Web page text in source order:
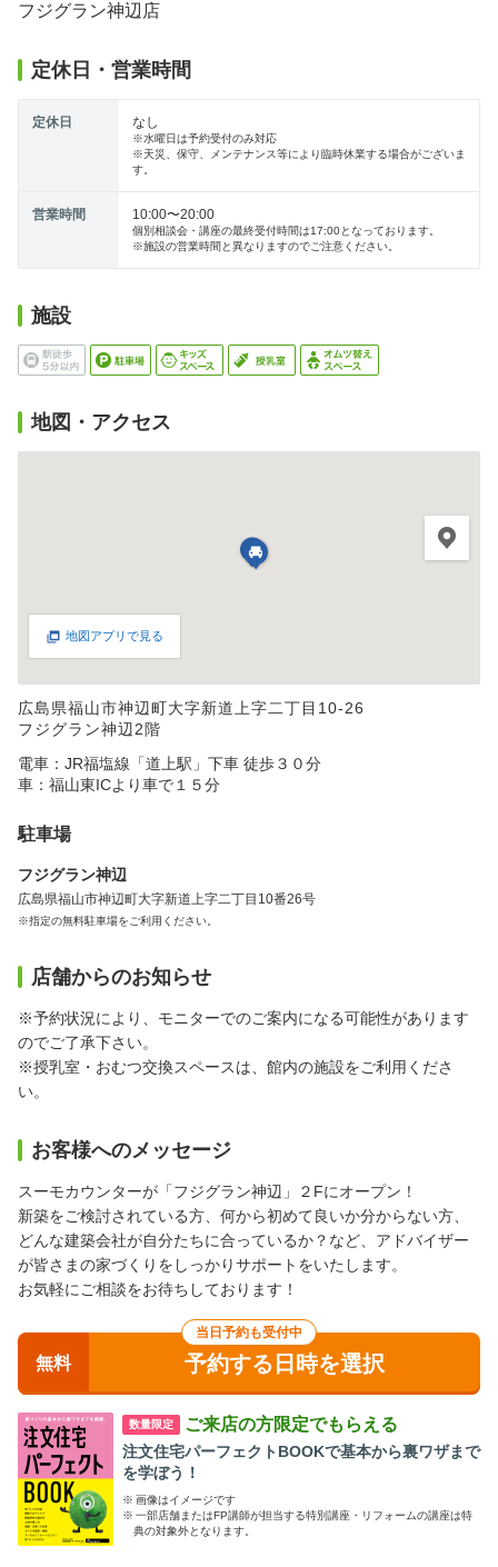
フジグラン神辺店
定休日・営業時間
定休日 なし
※水曜日は予約受付のみ対応
※天災、保守、メンテナンス等により臨時休業する場合がございま
す。
営業時間 10:00〜20:00
個別相談会・講座の最終受付時間は17:00となっております。
※施設の営業時間と異なりますのでご注意ください。
施設
地図・アクセス
地図アプリで見る
広島県福山市神辺町大字新道上字二丁目10-26
フジグラン神辺2階
電車：JR福塩線「道上駅」下車 徒歩３０分
車：福山東ICより車で１５分
駐車場
フジグラン神辺
広島県福山市神辺町大字新道上字二丁目10番26号
※指定の無料駐車場をご利用ください。
店舗からのお知らせ
※予約状況により、モニターでのご案内になる可能性があります
のでご了承下さい。
※授乳室・おむつ交換スペースは、館内の施設をご利用くださ
い。
お客様へのメッセージ
スーモカウンターが「フジグラン神辺」２Fにオープン！
新築をご検討されている方、何から初めて良いか分からない方、
どんな建築会社が自分たちに合っているか？など、アドバイザー
が皆さまの家づくりをしっかりサポートをいたします。
お気軽にご相談をお待ちしております！
当日予約も受付中
無料 予約する日時を選択
数量限定 ご来店の方限定でもらえる
注文住宅パーフェクトBOOKで基本から裏ワザまで
を学ぼう！
※ 画像はイメージです
※ 一部店舗またはFP講師が担当する特別講座・リフォームの講座は特
典の対象外となります。